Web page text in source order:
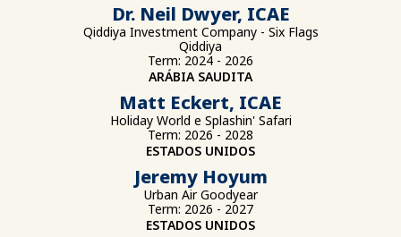
Dr. Neil Dwyer, ICAE
Qiddiya Investment Company - Six Flags
Qiddiya
Term: 2024 - 2026
ARÁBIA SAUDITA
Matt Eckert, ICAE
Holiday World e Splashin' Safari
Term: 2026 - 2028
ESTADOS UNIDOS
Jeremy Hoyum
Urban Air Goodyear
Term: 2026 - 2027
ESTADOS UNIDOS